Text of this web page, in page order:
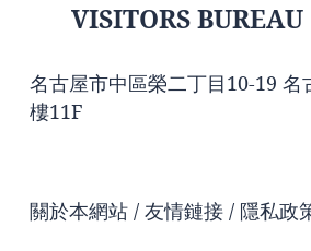
VISITORS BUREAU
名古屋市中區榮二丁目10-19 名
樓11F
關於本網站 友情鏈接 隱私政